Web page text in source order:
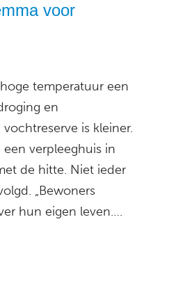
voor
temperatuur een
en
is kleiner.
verpleeghuis in
de hitte. Niet ieder
„Bewoners
hun eigen leven….